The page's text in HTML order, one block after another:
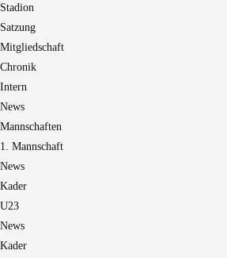
Stadion
Satzung
Mitgliedschaft
Chronik
Intern
News
Mannschaften
1. Mannschaft
News
Kader
U23
News
Kader